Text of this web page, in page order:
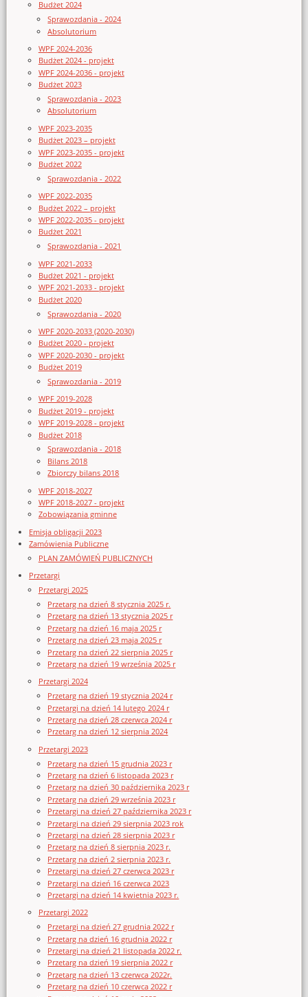
Budżet 2024
Sprawozdania - 2024
Absolutorium
WPF 2024-2036
Budżet 2024 - projekt
WPF 2024-2036 - projekt
Budżet 2023
Sprawozdania - 2023
Absolutorium
WPF 2023-2035
Budżet 2023 – projekt
WPF 2023-2035 - projekt
Budżet 2022
Sprawozdania - 2022
WPF 2022-2035
Budżet 2022 – projekt
WPF 2022-2035 - projekt
Budżet 2021
Sprawozdania - 2021
WPF 2021-2033
Budżet 2021 - projekt
WPF 2021-2033 - projekt
Budżet 2020
Sprawozdania - 2020
WPF 2020-2033 (2020-2030)
Budżet 2020 - projekt
WPF 2020-2030 - projekt
Budżet 2019
Sprawozdania - 2019
WPF 2019-2028
Budżet 2019 - projekt
WPF 2019-2028 - projekt
Budżet 2018
Sprawozdania - 2018
Bilans 2018
Zbiorczy bilans 2018
WPF 2018-2027
WPF 2018-2027 - projekt
Zobowiązania gminne
Emisja obligacji 2023
Zamówienia Publiczne
PLAN ZAMÓWIEŃ PUBLICZNYCH
Przetargi
Przetargi 2025
Przetarg na dzień 8 stycznia 2025 r.
Przetarg na dzień 13 stycznia 2025 r
Przetarg na dzień 16 maja 2025 r
Przetarg na dzień 23 maja 2025 r
Przetarg na dzień 22 sierpnia 2025 r
Przetarg na dzień 19 września 2025 r
Przetargi 2024
Przetarg na dzień 19 stycznia 2024 r
Przetargi na dzień 14 lutego 2024 r
Przetarg na dzień 28 czerwca 2024 r
Przetarg na dzień 12 sierpnia 2024
Przetargi 2023
Przetarg na dzień 15 grudnia 2023 r
Przetarg na dzień 6 listopada 2023 r
Przetarg na dzień 30 października 2023 r
Przetarg na dzień 29 września 2023 r
Przetargi na dzień 27 października 2023 r
Przetargi na dzień 29 sierpnia 2023 rok
Przetargi na dzień 28 sierpnia 2023 r
Przetarg na dzień 8 sierpnia 2023 r.
Przetarg na dzień 2 sierpnia 2023 r.
Przetargi na dzień 27 czerwca 2023 r
Przetargi na dzień 16 czerwca 2023
Przetargi na dzień 14 kwietnia 2023 r.
Przetargi 2022
Przetargi na dzień 27 grudnia 2022 r
Przetarg na dzień 16 grudnia 2022 r
Przetargi na dzień 21 listopada 2022 r.
Przetarg na dzień 19 sierpnia 2022 r
Przetarg na dzień 13 czerwca 2022r.
Przetarg na dzień 10 czerwca 2022 r